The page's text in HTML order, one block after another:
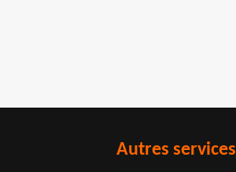
Autres services